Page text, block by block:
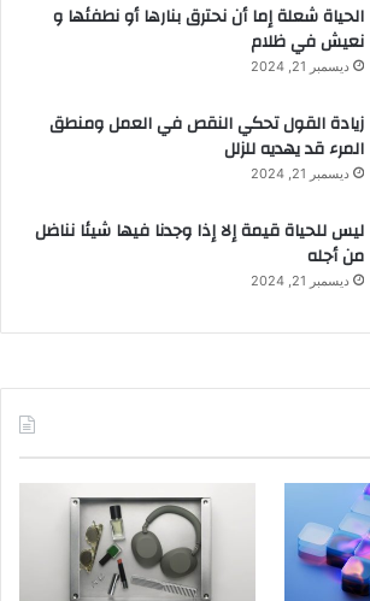
الحياة شعلة إما أن نحترق بنارها أو نطفئها و
نعيش في ظلام
ديسمبر 21, 2024
زيادة القول تحكي النقص في العمل ومنطق
المرء قد يهديه للزلل
ديسمبر 21, 2024
ليس للحياة قيمة إلا إذا وجدنا فيها شيئا نناضل
من أجله
ديسمبر 21, 2024